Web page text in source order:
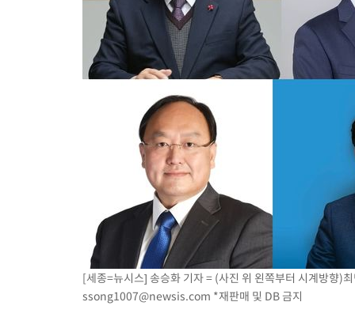
[세종=뉴시스] 송승화 기자 = (사진 위 왼쪽부터 시계방향)
ssong1007@newsis.com *재판매 및 DB 금지